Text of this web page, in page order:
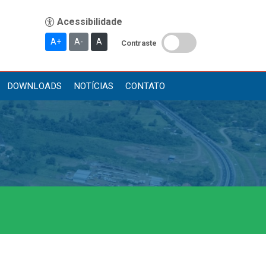
A+ A- A Contraste
DOWNLOADS NOTÍCIAS CONTATO
Publicações
Diário Oficial (Novo)
Diário Oficial (Até 30/04)